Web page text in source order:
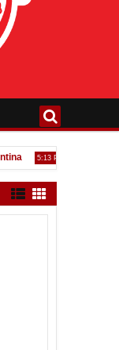
5:13 PM Goleada